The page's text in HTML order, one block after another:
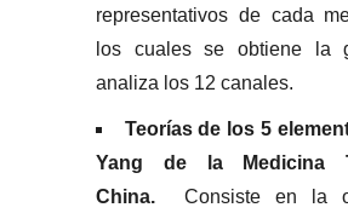
representativos de cada
los cuales se obtiene la
analiza los 12 canales.
Teorías de los 5
Yang de la Medicina
China. Consiste en la